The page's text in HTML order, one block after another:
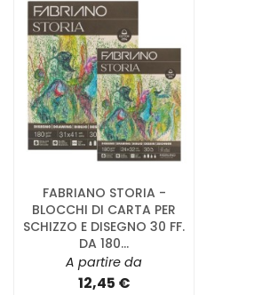
FABRIANO STORIA -
BLOCCHI DI CARTA PER
SCHIZZO E DISEGNO 30 FF.
DA 180...
A partire da
12,45 €